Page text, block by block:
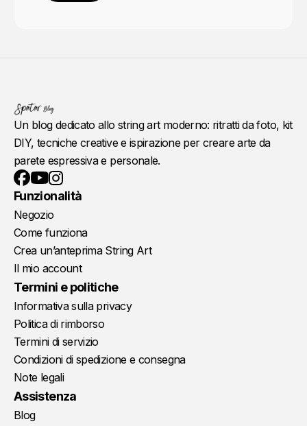
Un blog dedicato allo string art moderno: ritratti da foto, kit
DIY, tecniche creative e ispirazione per creare arte da
parete espressiva e personale.
Facebook
YouTube
Instagram
Funzionalità
Negozio
Come funziona
Crea un’anteprima String Art
Il mio account
Termini e politiche
Informativa sulla privacy
Politica di rimborso
Termini di servizio
Condizioni di spedizione e consegna
Note legali
Assistenza
Blog